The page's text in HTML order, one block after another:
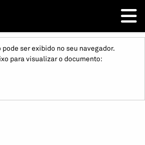
ser exibido no seu navegador.
para visualizar o documento: